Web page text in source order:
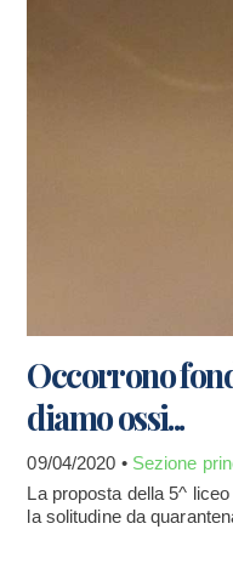
Occorrono
diamo ossi...
09/04/2020 • Sezione
La proposta della 5^
la solitudine da